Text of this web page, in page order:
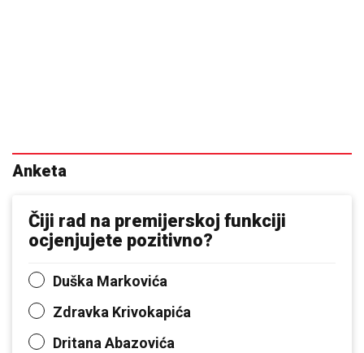
Anketa
Čiji rad na premijerskoj funkciji
ocjenjujete pozitivno?
Duška Markovića
Zdravka Krivokapića
Dritana Abazovića